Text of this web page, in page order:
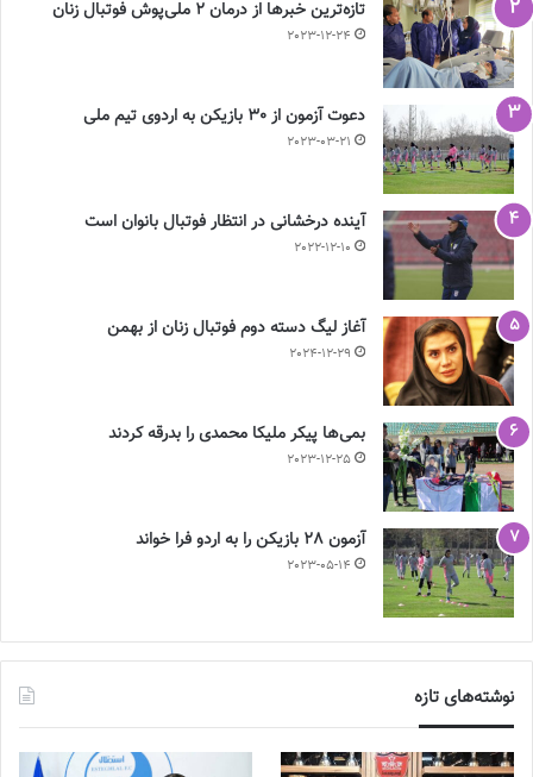
تازه‌ترین خبرها از درمان ۲ ملی‌پوش فوتبال زنان
2023-12-24
دعوت آزمون از 30 بازیکن به اردوی تیم ملی
2023-03-21
آینده درخشانی در انتظار فوتبال بانوان است
2022-12-10
آغاز لیگ دسته دوم فوتبال زنان از بهمن
2024-12-29
بمی‌ها پیکر ملیکا محمدی را بدرقه کردند
2023-12-25
آزمون 28 بازیکن را به اردو فرا خواند
2023-05-14
نوشته‌های تازه